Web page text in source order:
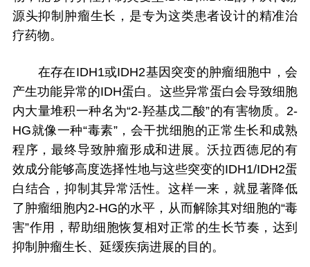
源头抑制肿瘤生长，是专为这类患者设计的精准治
疗药物。
在存在IDH1或IDH2基因突变的肿瘤细胞中，会
产生功能异常的IDH蛋白。这些异常蛋白会导致细胞
内大量堆积一种名为“2-羟基戊二酸”的有害物质。2-
HG就像一种“毒素”，会干扰细胞的正常生长和成熟
程序，最终导致肿瘤形成和进展。沃拉西德尼的有
效成分能够高度选择性地与这些突变的IDH1/IDH2蛋
白结合，抑制其异常活性。这样一来，就显著降低
了肿瘤细胞内2-HG的水平，从而解除其对细胞的“毒
害”作用，帮助细胞恢复相对正常的生长节奏，达到
抑制肿瘤生长、延缓疾病进展的目的。